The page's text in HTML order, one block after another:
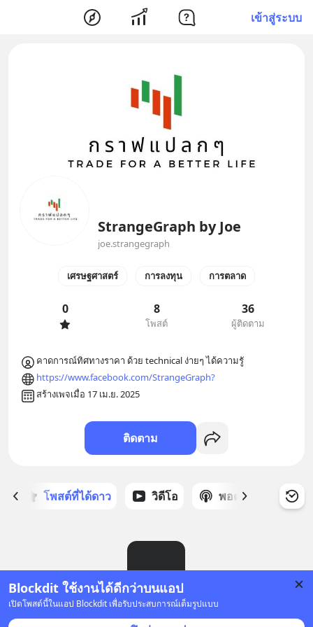
เข้าสู่ระบบ
Blockdit ใช้งานได้ดีกว่าบนแอป
เปิดโพสต์นี้ในแอป Blockdit เพื่อรับประสบการณ์เต็มรูปแบบ
StrangeGraph by Joe
joe.strangegraph
เศรษฐศาสตร์ การลงทุน การตลาด
0 8
โพสต์
36
ผู้ติดตาม
คาดการณ์ทิศทางราคา ด้วย technical ง่ายๆ ได้ความรูั
https://www.facebook.com/StrangeGraph?
สร้างเพจเมื่อ 17 เม.ย. 2025
ติดตาม
โพสต์ที่ได้ดาว วิดีโอ พอดแคสต์
ยังไม่มีโพสต์